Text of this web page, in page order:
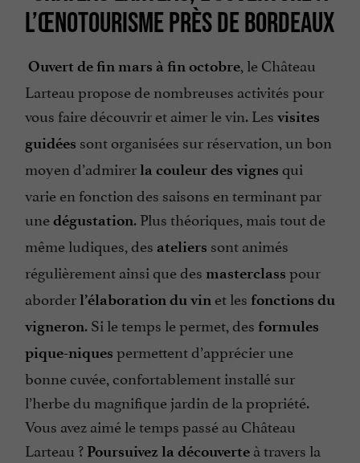
L’ŒNOTOURISME PRÈS DE BORDEAUX
Ouvert de fin mars à fin octobre, le Château
Larteau propose de nombreuses activités pour
vous faire découvrir et aimer le vin. Les visites
guidées sont organisées sur réservation, un bon
moyen d’admirerla couleur des vignes qui
varie en fonction des saisons en terminant par
unedégustation. Plus théoriques, mais tout de
même ludiques, des ateliers sont animés
régulièrement ainsi que des masterclass pour
aborderl’élaboration du vin et les fonctions du
vigneron. Si le temps le permet, des formules
pique-niques permettent d’apprécier une
bonne cuvée, confortablement installé sur
l’herbe du magnifique jardin de la propriété.
Vous avez aimé le temps passé au Château
Larteau ? Poursuivez la découverte à travers la